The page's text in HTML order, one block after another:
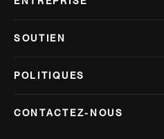
SOUTIEN
POLITIQUES
CONTACTEZ-NOUS